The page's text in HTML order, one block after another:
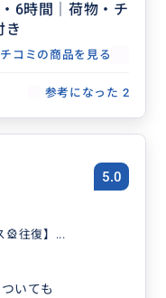
6時間｜荷物・チ
き
コミの商品を見る
参考になった 2
5.0
🎡往復】...
いても